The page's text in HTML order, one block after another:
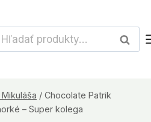
Hľadať:
/ Chocolate Patrik
– Super kolega